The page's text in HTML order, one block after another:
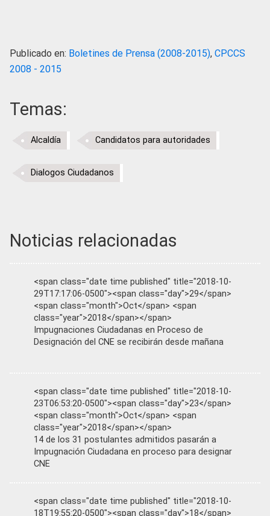
Publicado en: Boletines de Prensa (2008-2015), CPCCS
2008 - 2015
Temas:
Alcaldía Candidatos para autoridades
Dialogos Ciudadanos
Noticias relacionadas
<span class="date time published" title="2018-10-
29T17:17:06-0500"><span class="day">29</span>
<span class="month">Oct</span> <span
class="year">2018</span></span>
Impugnaciones Ciudadanas en Proceso de
Designación del CNE se recibirán desde mañana
<span class="date time published" title="2018-10-
23T06:53:20-0500"><span class="day">23</span>
<span class="month">Oct</span> <span
class="year">2018</span></span>
14 de los 31 postulantes admitidos pasarán a
Impugnación Ciudadana en proceso para designar
CNE
<span class="date time published" title="2018-10-
18T19:55:20-0500"><span class="day">18</span>